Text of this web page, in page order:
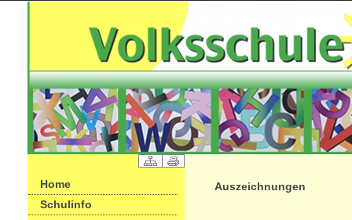
Home
Schulinfo
Auszeichnungen